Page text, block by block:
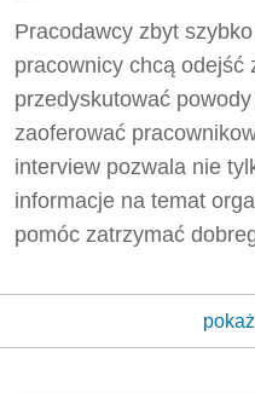
Pracodawcy zbyt
pracownicy chcą odejść
przedyskutować
zaoferować
interview pozwala nie
informacje na temat
pomóc zatrzymać